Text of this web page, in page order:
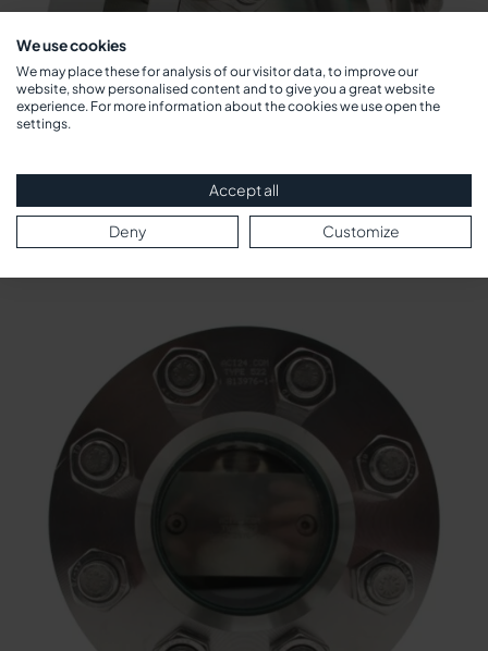
We use cookies
We may place these for analysis of our visitor data, to improve our
website, show personalised content and to give you a great website
experience. For more information about the cookies we use open the
settings.
Accept all
Deny Customize